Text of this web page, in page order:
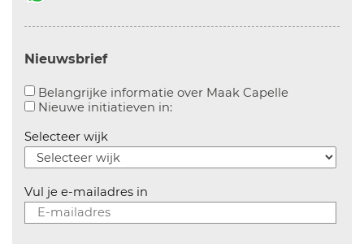
Nieuwsbrief
Belangrijke informatie over Maak CapelleAanvinken
Nieuwe initiatieven in:Aanvinken om informatie over
Selecteer wijk
Vul je e-mailadres in